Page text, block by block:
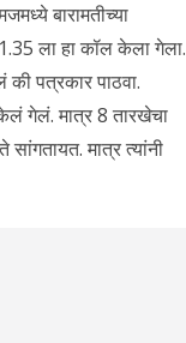
बारामतीच्या
ला हा कॉल केला गेला.
पत्रकार पाठवा.
केलं गेलं. मात्र 8 तारखेचा
मात्र त्यांनी